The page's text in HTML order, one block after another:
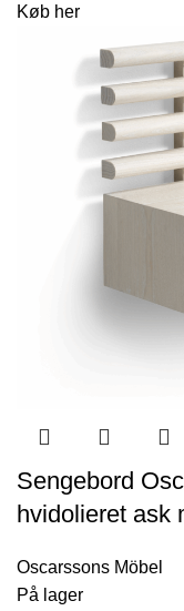
Køb her
Sengebord
hvidolieret ask
Oscarssons Möbel
På lager